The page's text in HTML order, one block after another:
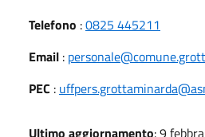
Telefono :0825 445211
Email :
PEC :
Ultimo aggiornamento: 9